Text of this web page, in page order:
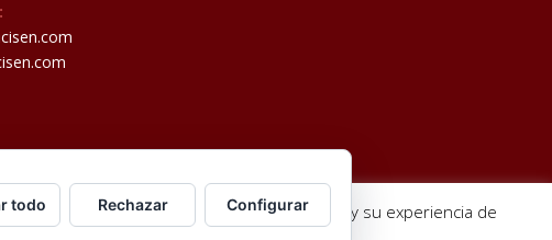
mejorar la calidad de nuestros servicios y su experiencia de
todo Rechazar Configurar